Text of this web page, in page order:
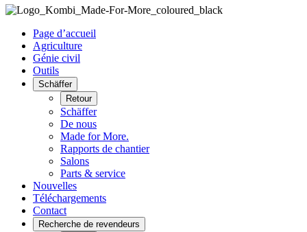
Page d’accueil
Agriculture
Génie civil
Outils
Schäffer
Retour
Schäffer
De nous
Made for More.
Rapports de chantier
Salons
Parts & service
Nouvelles
Téléchargements
Contact
Recherche de revendeurs